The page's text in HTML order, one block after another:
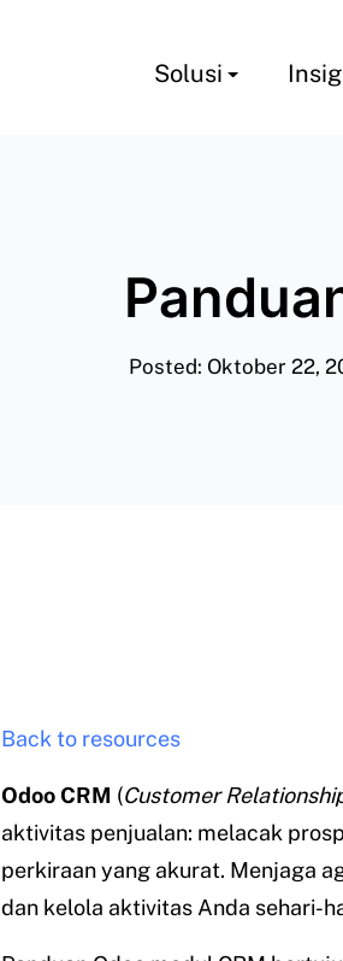
Solusi
Posted: Oktober 22,
Back to resources
Odoo CRM (Customer
aktivitas penjualan: melacak
perkiraan yang akurat. Menjaga
dan kelola aktivitas Anda sehari-